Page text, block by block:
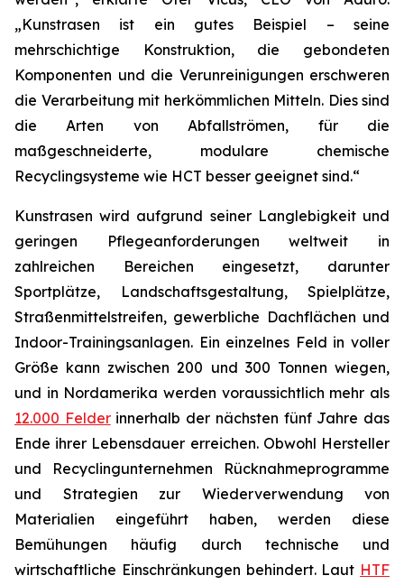
„Kunstrasen ist ein gutes Beispiel – seine
mehrschichtige Konstruktion, die gebondeten
Komponenten und die Verunreinigungen erschweren
die Verarbeitung mit herkömmlichen Mitteln. Dies sind
die Arten von Abfallströmen, für die
maßgeschneiderte, modulare chemische
Recyclingsysteme wie HCT besser geeignet sind.“
Kunstrasen wird aufgrund seiner Langlebigkeit und
geringen Pflegeanforderungen weltweit in
zahlreichen Bereichen eingesetzt, darunter
Sportplätze, Landschaftsgestaltung, Spielplätze,
Straßenmittelstreifen, gewerbliche Dachflächen und
Indoor-Trainingsanlagen. Ein einzelnes Feld in voller
Größe kann zwischen 200 und 300 Tonnen wiegen,
und in Nordamerika werden voraussichtlich mehr als
12.000 Felderinnerhalb der nächsten fünf Jahre das
Ende ihrer Lebensdauer erreichen. Obwohl Hersteller
und Recyclingunternehmen Rücknahmeprogramme
und Strategien zur Wiederverwendung von
Materialien eingeführt haben, werden diese
Bemühungen häufig durch technische und
wirtschaftliche Einschränkungen behindert. Laut HTF